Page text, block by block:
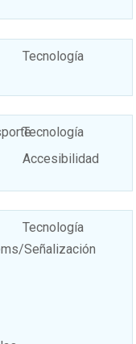
Tecnología
Tecnología
Accesibilidad
Señalización
Tecnología